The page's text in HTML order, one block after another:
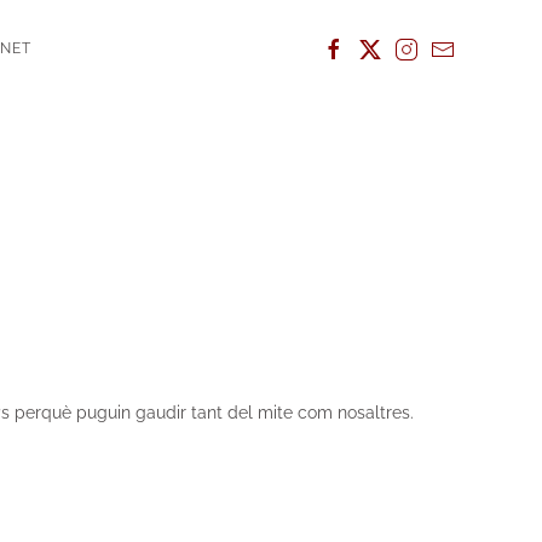
perquè puguin gaudir tant del mite com nosaltres.